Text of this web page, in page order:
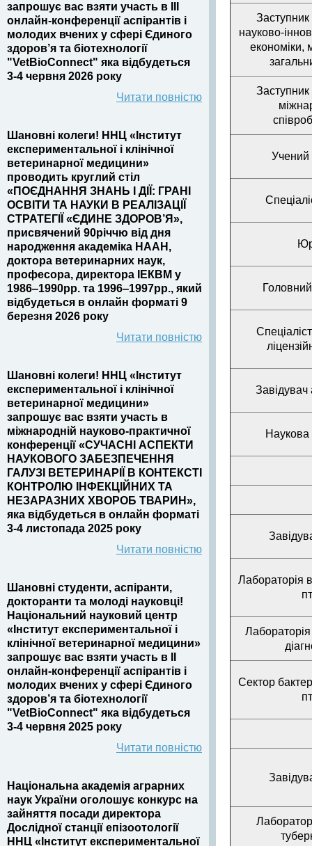
Заступник
науково-
економіки,
Заступник
Учений
Завідувач
Наукова
Лабораторія
Сектор
запрошує вас взяти участь в III
онлайн-конференції аспірантів і
молодих вчених у сфері Єдиного
здоров’я та біотехнології
"VetBioConnect" яка відбудеться
3-4 червня 2026 року
Читати повністю
Шановні колеги! ННЦ «Інститут
експериментальної і клінічної
ветеринарної медицини»
проводить круглий стіл
«ПОЄДНАННЯ ЗНАНЬ І ДІЇ: ГРАНІ
ОСВІТИ ТА НАУКИ В РЕАЛІЗАЦІЇ
СТРАТЕГІЇ «ЄДИНЕ ЗДОРОВ’Я»,
присвячений 90річчю від дня
народження академіка НААН,
доктора ветеринарних наук,
професора, директора ІЕКВМ у
1986‒1990рр. та 1996‒1997рр., який
відбудеться в онлайн форматі 9
березня 2026 року
Читати повністю
Шановні колеги! ННЦ «Інститут
експериментальної і клінічної
ветеринарної медицини»
запрошує вас взяти участь в
міжнародній науково-практичної
конференції «СУЧАСНІ АСПЕКТИ
НАУКОВОГО ЗАБЕЗПЕЧЕННЯ
ГАЛУЗІ ВЕТЕРИНАРІЇ В КОНТЕКСТІ
КОНТРОЛЮ ІНФЕКЦІЙНИХ ТА
НЕЗАРАЗНИХ ХВОРОБ ТВАРИН»,
яка відбудеться в онлайн форматі
3-4 листопада 2025 року
Читати повністю
Шановні студенти, аспіранти,
докторанти та молоді науковці!
Національний науковий центр
«Інститут експериментальної і
клінічної ветеринарної медицини»
запрошує вас взяти участь в II
онлайн-конференції аспірантів і
молодих вчених у сфері Єдиного
здоров’я та біотехнології
"VetBioConnect" яка відбудеться
3-4 червня 2025 року
Читати повністю
Національна академія аграрних
наук України оголошує конкурс на
зайняття посади директора
Дослідної станції епізоотології
ННЦ «Інститут експериментальної